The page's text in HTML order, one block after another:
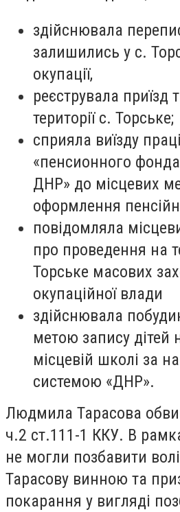
здійснювала
залишились у с.
окупації,
реєструвала приїзд
території с. Торське;
сприяла виїзду
«пенсионного
ДНР» до місцевих
оформлення
повідомляла
про проведення на
Торське масових
окупаційної влади
здійснювала
метою запису дітей
місцевій школі за
системою «ДНР».
Людмила Тарасова
ч.2 ст.111-1 ККУ. В
не могли позбавити
Тарасову винною та
покарання у вигляді